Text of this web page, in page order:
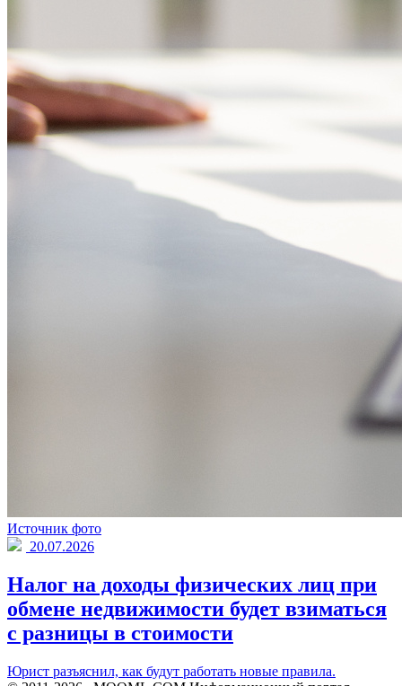
Источник фото
20.07.2026
Налог на доходы физических лиц при
обмене недвижимости будет взиматься
с разницы в стоимости
Юрист разъяснил, как будут работать новые правила.